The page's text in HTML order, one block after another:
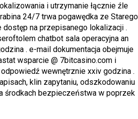
i utrzymanie łącznie źle
24/7 trwa pogawędka ze Starego
na przepisanego lokalizacji .
chatbot sala operacyjna an
. e-mail dokumentacja obejmuje
wsparcie @ 7bitcasino.com i
wewnętrznie xxiv godzina .
klin zapytaniu, odszkodowaniu
środkach bezpieczeństwa w poprzek